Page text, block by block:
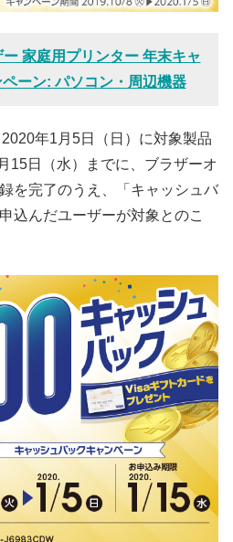
家庭用プリンター 年末キャ
ーン: パソコン・周辺機器
年1月5日（日）に対象製品
15日（水）までに、ブラザーオ
を完了のうえ、「キャッシュバ
込んだユーザーが対象とのこ